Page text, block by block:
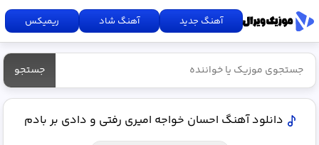
آهنگ جدید آهنگ شاد ریمیکس
جستجو
دانلود آهنگ احسان خواجه امیری رفتی و دادی بر بادم